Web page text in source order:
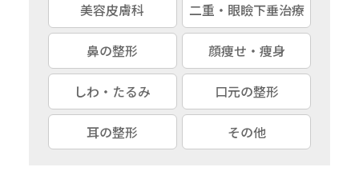
美容皮膚科 二重・眼瞼下垂治療
鼻の整形 顔痩せ・痩身
しわ・たるみ 口元の整形
耳の整形 その他